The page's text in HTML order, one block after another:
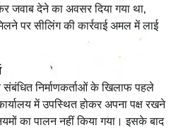
जवाब देने का अवसर दिया गया था,
पर सीलिंग की कार्रवाई अमल में लाई
निर्माणकर्ताओं के खिलाफ पहले
में उपस्थित होकर अपना पक्ष रखने
का पालन नहीं किया गया। इसके बाद